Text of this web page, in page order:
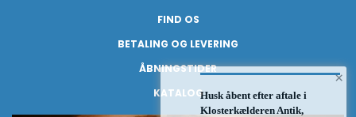
FIND OS
BETALING OG LEVERING
ÅBNINGSTIDER
KATALOG
×
Husk åbent efter aftale i
Klosterkælderen Antik,